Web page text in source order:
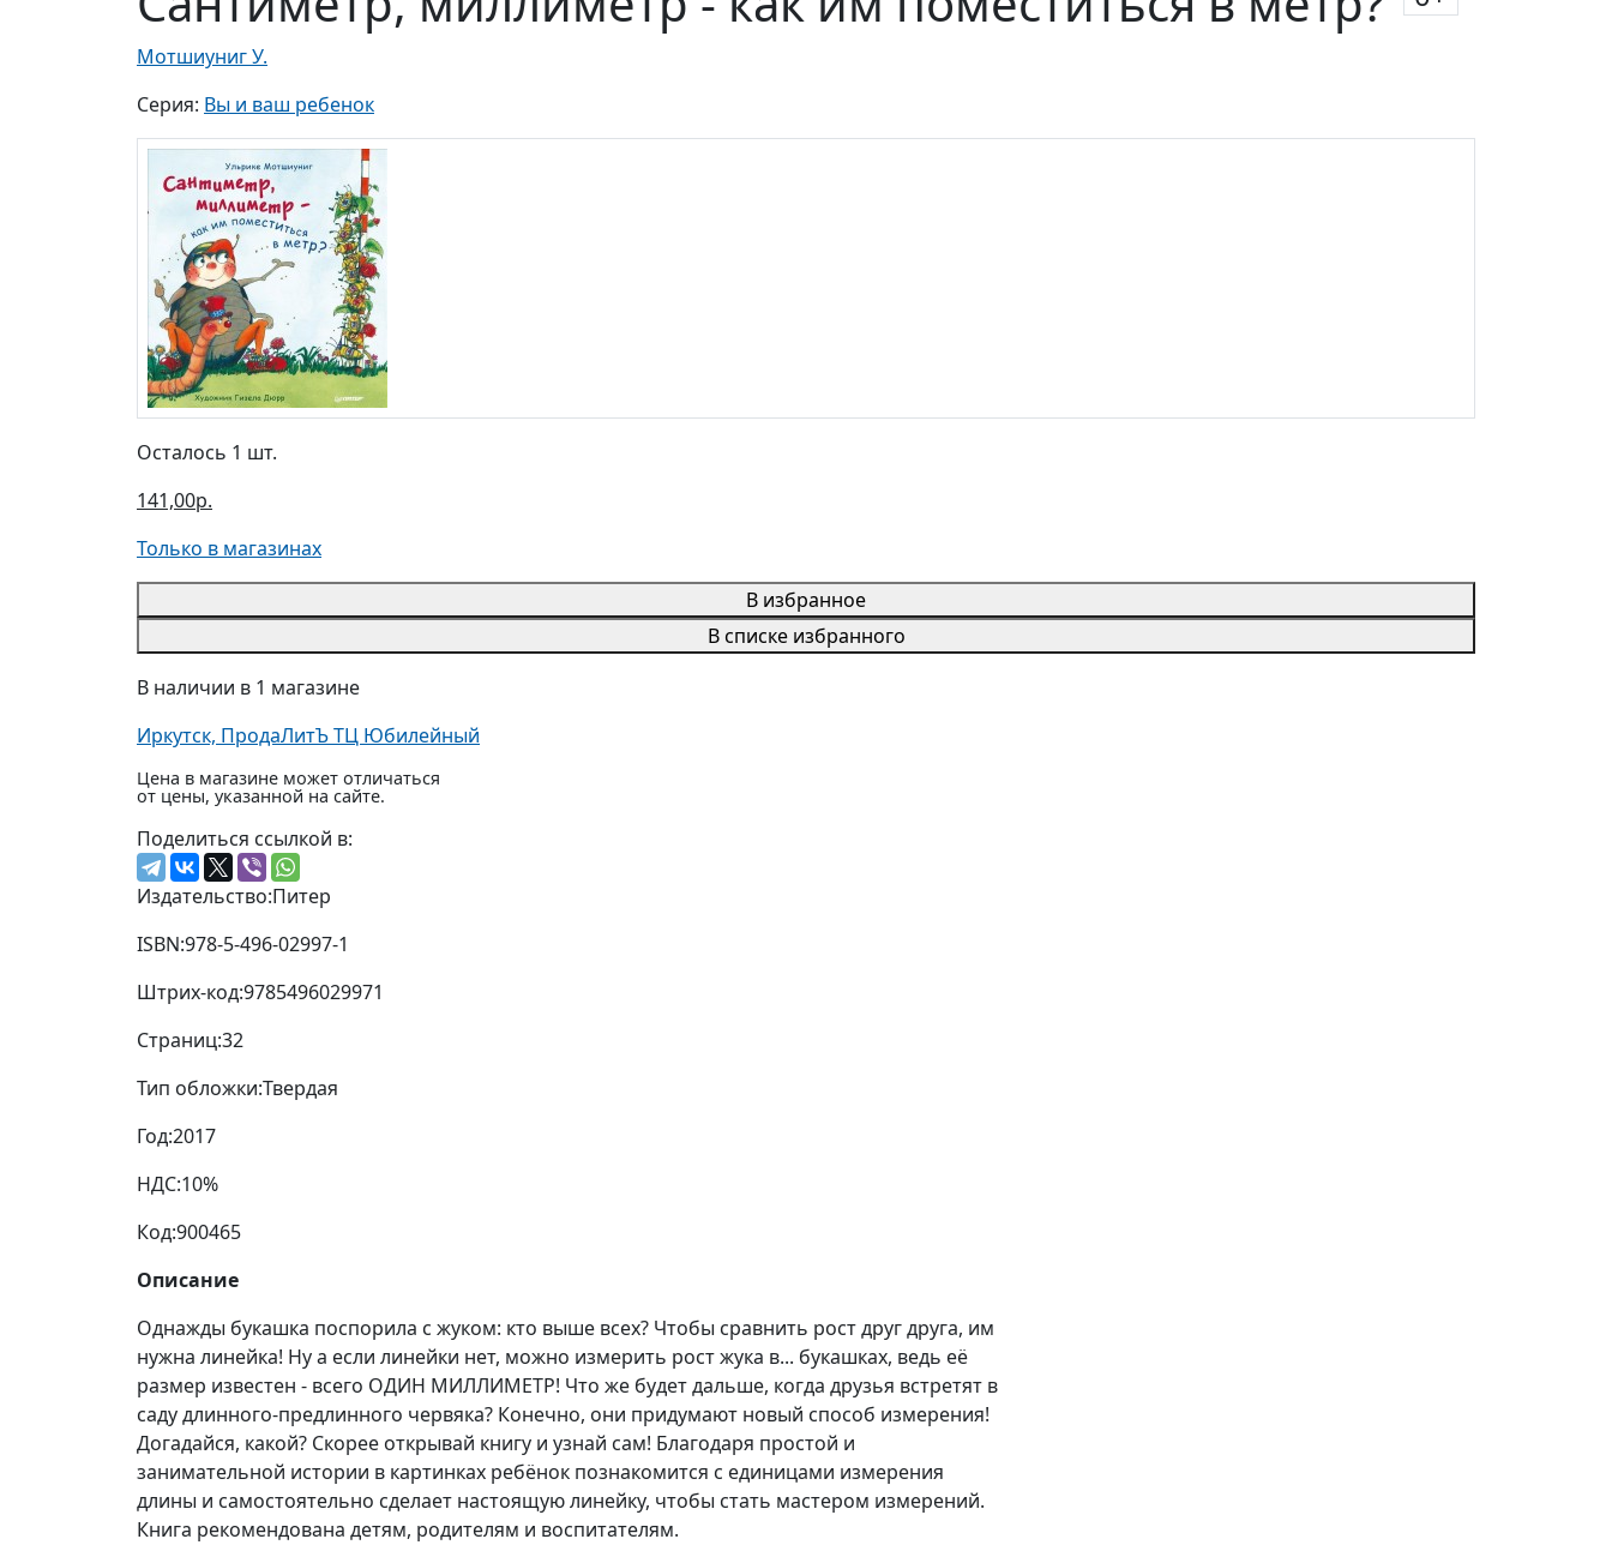
Мотшиуниг У.
Серия: Вы и ваш ребенок
Осталось 1 шт.
141,00р.
Только в магазинах
В избранное
В списке избранного
В наличии в 1 магазине
Иркутск, ПродаЛитЪ ТЦ Юбилейный
Цена в магазине может отличаться
от цены, указанной на сайте.
Поделиться ссылкой в:
Издательство:Питер
ISBN:978-5-496-02997-1
Штрих-код:9785496029971
Страниц:32
Тип обложки:Твердая
Год:2017
НДС:10%
Код:900465
Описание
Однажды букашка поспорила с жуком: кто выше всех? Чтобы сравнить рост друг друга, им
нужна линейка! Ну а если линейки нет, можно измерить рост жука в... букашках, ведь её
размер известен - всего ОДИН МИЛЛИМЕТР! Что же будет дальше, когда друзья встретят в
саду длинного-предлинного червяка? Конечно, они придумают новый способ измерения!
Догадайся, какой? Скорее открывай книгу и узнай сам! Благодаря простой и
занимательной истории в картинках ребёнок познакомится с единицами измерения
длины и самостоятельно сделает настоящую линейку, чтобы стать мастером измерений.
Книга рекомендована детям, родителям и воспитателям.